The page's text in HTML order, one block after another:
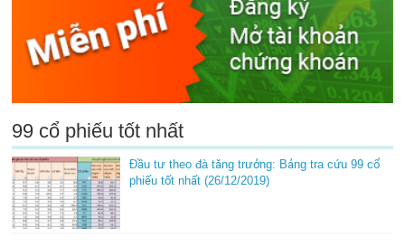
99 cổ phiếu tốt nhất
Đầu tư theo đà tăng trưởng: Bảng tra cứu 99 cổ
phiếu tốt nhất (26/12/2019)